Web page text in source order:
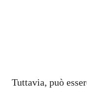
Tuttavia, può